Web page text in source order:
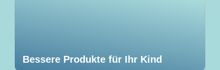
Bessere Produkte für Ihr Kind